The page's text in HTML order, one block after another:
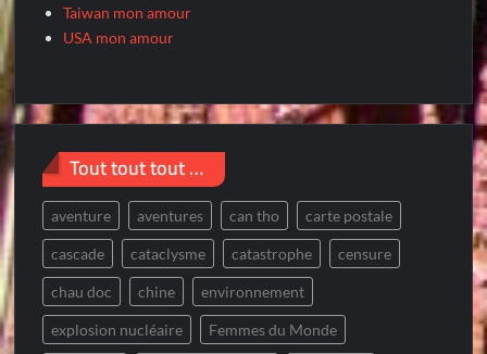
Taiwan mon amour
USA mon amour
Tout tout tout …
aventure aventures can tho carte postale
cascade cataclysme catastrophe censure
chau doc chine environnement
explosion nucléaire Femmes du Monde